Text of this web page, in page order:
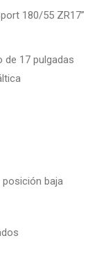
180/55 ZR17”
17 pulgadas
posición baja